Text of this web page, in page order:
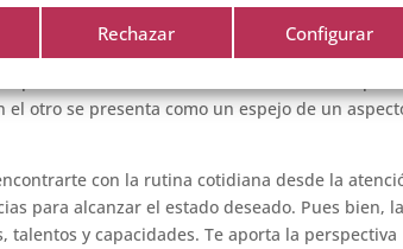
Rechazar Configurar
una persona es más consciente de su propia
que se deterioran por aspectos que
o el miedo a la soledad son dos
otro se presenta como un espejo de un
con la rutina cotidiana desde la
para alcanzar el estado deseado. Pues bien, la
y capacidades. Te aporta la perspectiva